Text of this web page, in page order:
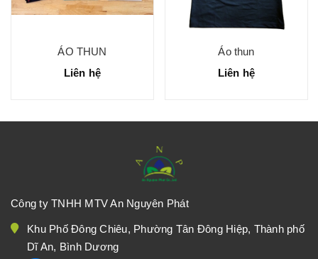
ÁO THUN
Liên hệ
Áo thun
Liên hệ
Công ty TNHH MTV An Nguyên Phát
Khu Phố Đông Chiêu, Phường Tân Đông Hiệp, Thành phố
Dĩ An, Bình Dương